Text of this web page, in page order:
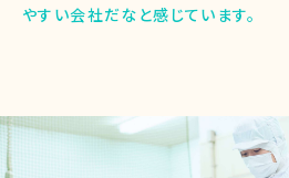
やすい会社だなと感じています。